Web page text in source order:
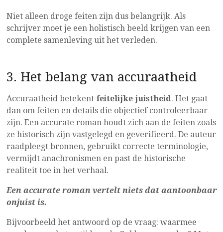
Niet alleen droge feiten zijn dus belangrijk. Als
schrijver moet je een holistisch beeld krijgen van een
complete samenleving uit het verleden.
3. Het belang van accuraatheid
Accuraatheid betekent feitelijke juistheid. Het gaat
dan om feiten en details die objectief controleerbaar
zijn. Een accurate roman houdt zich aan de feiten zoals
ze historisch zijn vastgelegd en geverifieerd. De auteur
raadpleegt bronnen, gebruikt correcte terminologie,
vermijdt anachronismen en past de historische
realiteit toe in het verhaal.
Een accurate roman vertelt niets dat aantoonbaar
onjuist is.
Bijvoorbeeld het antwoord op de vraag: waarmee